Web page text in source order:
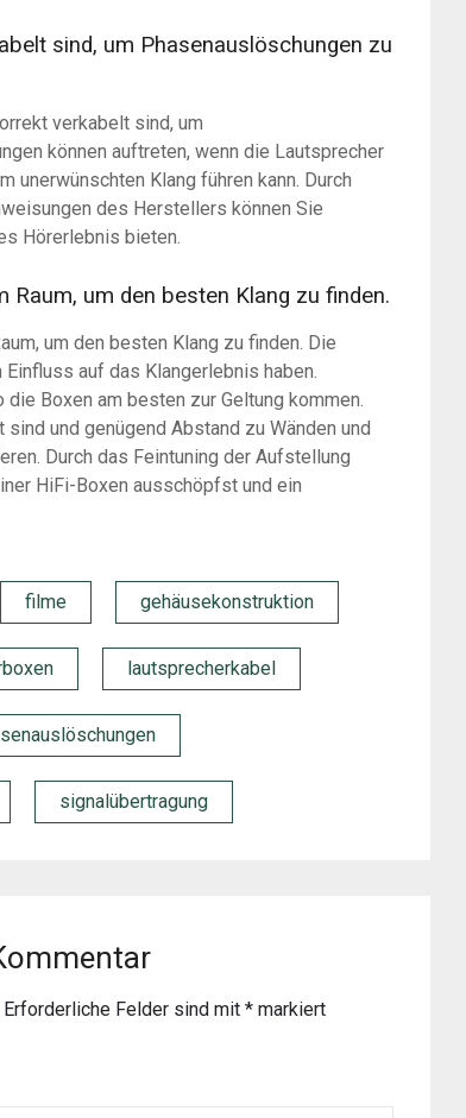
sind, um Phasenauslöschungen zu
verkabelt sind, um
können auftreten, wenn die Lautsprecher
unerwünschten Klang führen kann. Durch
des Herstellers können Sie
Hörerlebnis bieten.
Raum, um den besten Klang zu finden.
um den besten Klang zu finden. Die
auf das Klangerlebnis haben.
Boxen am besten zur Geltung kommen.
und genügend Abstand zu Wänden und
Durch das Feintuning der Aufstellung
HiFi-Boxen ausschöpfst und ein
filme gehäusekonstruktion
lautsprecherkabel
signalübertragung
Erforderliche Felder sind mit *markiert